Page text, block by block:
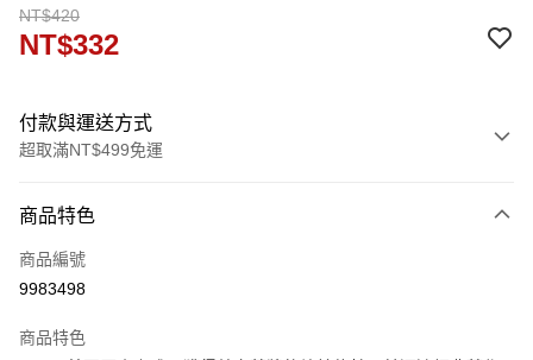
NT$420
NT$332
付款與運送方式
超取滿NT$499免運
信用卡一次付款
運送方式
付款後全家取貨
商品特色
商品編號
9983498
商品特色